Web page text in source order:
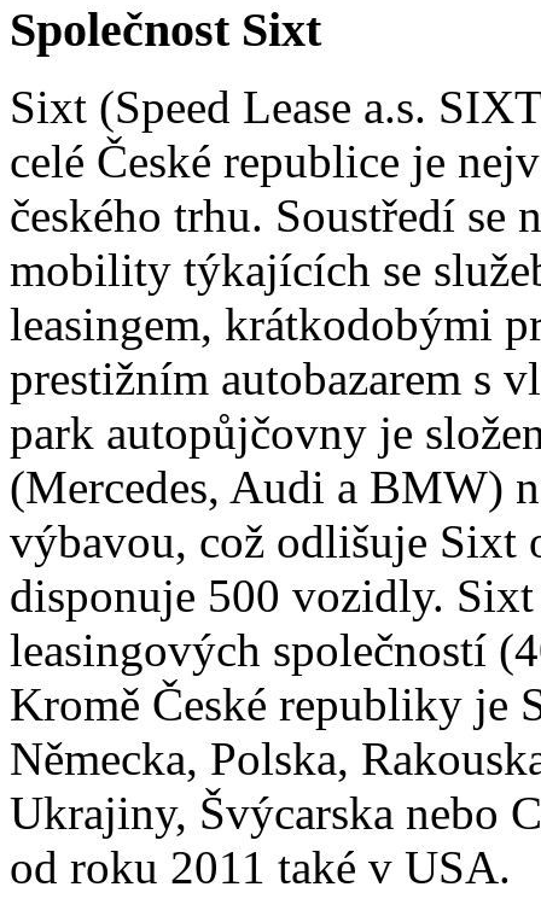
Společnost Sixt
Sixt (Speed Lease a.s.
celé České republice je
českého trhu. Soustředí se
mobility týkajících se
leasingem, krátkodobými
prestižním autobazarem s
park autopůjčovny je
(Mercedes, Audi a BMW)
výbavou, což odlišuje Sixt
disponuje 500 vozidly.
leasingových společností
Kromě České republiky je
Německa, Polska,
Ukrajiny, Švýcarska nebo
od roku 2011 také v USA.